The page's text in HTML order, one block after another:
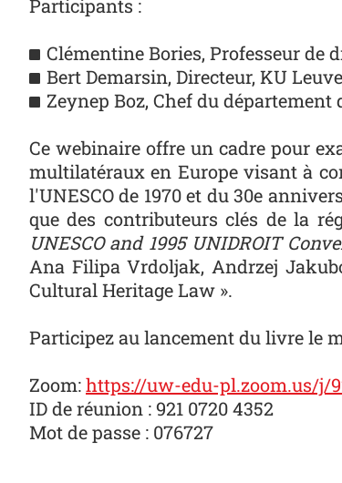
Participants :
Clémentine Bories, Professeur
Bert Demarsin, Directeur, KU
Zeynep Boz, Chef du
Ce webinaire offre un cadre pour
multilatéraux en Europe visant à
l'UNESCO de 1970 et du 30e
que des contributeurs clés de la
UNESCO and 1995 UNIDROIT
Ana Filipa Vrdoljak, Andrzej
Cultural Heritage Law ».
Participez au lancement du livre le
Zoom:https://uw-edu-pl.zoom.us/j/
ID de réunion : 921 0720 4352
Mot de passe : 076727